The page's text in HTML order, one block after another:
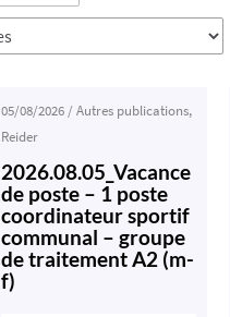
05/08/2026 /Autres publications,
Reider
2026.08.05_Vacance
de poste – 1 poste
coordinateur sportif
communal – groupe
de traitement A2 (m-
f)